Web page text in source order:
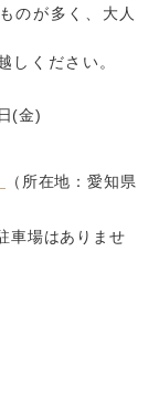
のが多く、大人
しください。
(金)
（所在地：愛知県
車場はありませ